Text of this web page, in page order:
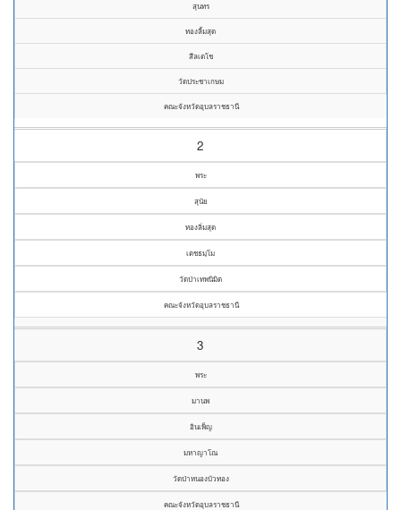
สุนทร
ทองลิ้มสุด
สีลเตโช
วัดประชาเกษม
คณะจังหวัดอุบลราชธานี
2
พระ
สุนัย
ทองลิ่มสุด
เตชธมฺโม
วัดป่าเทพนิมิต
คณะจังหวัดอุบลราชธานี
3
พระ
มานพ
อินเพ็ญ
มหาญาโณ
วัดป่าหนองบัวทอง
คณะจังหวัดอุบลราชธานี